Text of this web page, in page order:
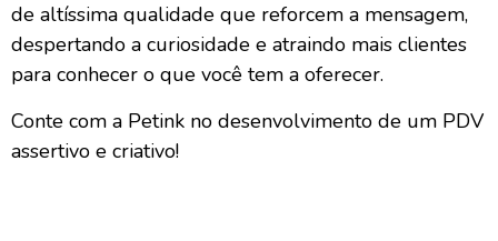
de altíssima qualidade que reforcem a mensagem,
despertando a curiosidade e atraindo mais clientes
para conhecer o que você tem a oferecer.
Conte com a Petink no desenvolvimento de um PDV
assertivo e criativo!